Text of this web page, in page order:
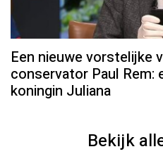
Een nieuwe vorstelijke
conservator Paul Rem:
koningin Juliana
Bekijk